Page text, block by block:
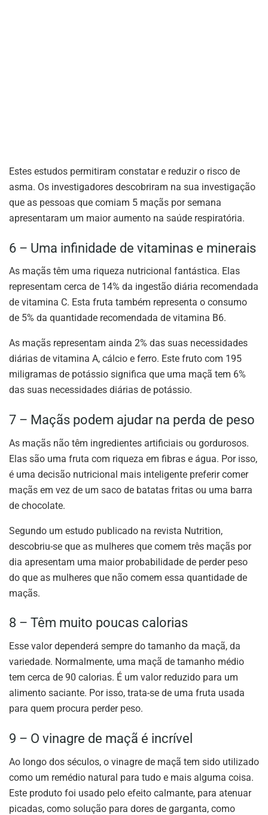
Estes estudos permitiram constatar e reduzir o risco de
asma. Os investigadores descobriram na sua investigação
que as pessoas que comiam 5 maçãs por semana
apresentaram um maior aumento na saúde respiratória.
6 – Uma infinidade de vitaminas e minerais
As maçãs têm uma riqueza nutricional fantástica. Elas
representam cerca de 14% da ingestão diária recomendada
de vitamina C. Esta fruta também representa o consumo
de 5% da quantidade recomendada de vitamina B6.
As maçãs representam ainda 2% das suas necessidades
diárias de vitamina A, cálcio e ferro. Este fruto com 195
miligramas de potássio significa que uma maçã tem 6%
das suas necessidades diárias de potássio.
7 – Maçãs podem ajudar na perda de peso
As maçãs não têm ingredientes artificiais ou gordurosos.
Elas são uma fruta com riqueza em fibras e água. Por isso,
é uma decisão nutricional mais inteligente preferir comer
maçãs em vez de um saco de batatas fritas ou uma barra
de chocolate.
Segundo um estudo publicado na revista Nutrition,
descobriu-se que as mulheres que comem três maçãs por
dia apresentam uma maior probabilidade de perder peso
do que as mulheres que não comem essa quantidade de
maçãs.
8 – Têm muito poucas calorias
Esse valor dependerá sempre do tamanho da maçã, da
variedade. Normalmente, uma maçã de tamanho médio
tem cerca de 90 calorias. É um valor reduzido para um
alimento saciante. Por isso, trata-se de uma fruta usada
para quem procura perder peso.
9 – O vinagre de maçã é incrível
Ao longo dos séculos, o vinagre de maçã tem sido utilizado
como um remédio natural para tudo e mais alguma coisa.
Este produto foi usado pelo efeito calmante, para atenuar
picadas, como solução para dores de garganta, como